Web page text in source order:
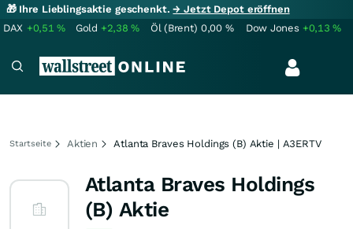
🎁 Ihre Lieblingsaktie geschenkt.→ Jetzt Depot eröffnen
DAX +0,51% Gold +2,38% Öl (Brent) 0,00 % Dow Jones +0,13%
Startseite Aktien Atlanta Braves Holdings (B) Aktie | A3ERTV
Atlanta Braves Holdings
(B) Aktie